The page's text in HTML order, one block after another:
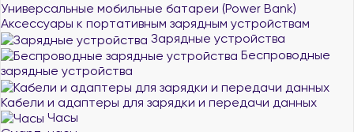
Универсальные мобильные батареи (Power Bank)
Аксессуары к портативным зарядным устройствам
Зарядные устройства
Беспроводные
зарядные устройства
Кабели и адаптеры для зарядки и передачи данных
Часы